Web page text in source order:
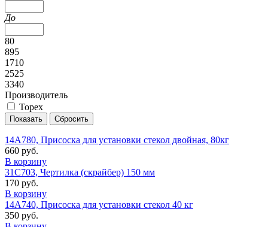
До
80
895
1710
2525
3340
Производитель
Topex
14A780, Присоска для установки стекол двойная, 80кг
660 руб.
В корзину
31C703, Чертилка (скрайбер) 150 мм
170 руб.
В корзину
14A740, Присоска для установки стекол 40 кг
350 руб.